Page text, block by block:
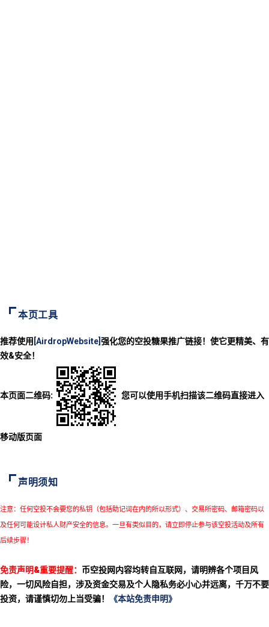
本页工具
推荐使用 [AirdropWebsite] 强化您的空投糖果推广链接！使它更精美、有
效&安全！
本页面二维码: 您可以使用手机扫描该二维码直接进入
移动版页面
声明须知
注意：任何空投不会要您的私钥（包括助记词在内的所以形式）、交易所密码、邮箱密码以
及任何可能设计私人财产安全的信息。一旦有类似目的，请立即停止参与该空投活动及所有
后续步骤！
免责声明&重要提醒： 币空投网内容均转自互联网，请明辨各个项目风
险，一切风险自担，涉及资金交易及个人隐私务必小心并远离，千万不要
投资，请谨慎切勿上当受骗！
《本站免责申明》